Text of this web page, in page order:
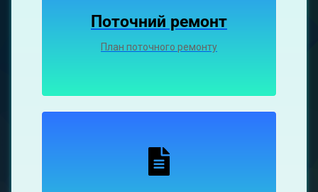
Поточний ремонт
План поточного ремонту